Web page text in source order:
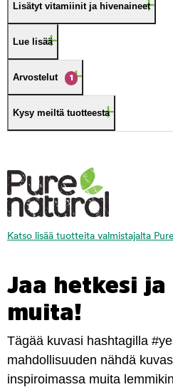
Lisätyt vitamiinit ja hivenaineet
Lue lisää
Arvostelut 1
Kysy meiltä tuotteesta
Katso lisää tuotteita valmistajalta
Jaa hetkesi
muita!
Tägää kuvasi hashtagilla
mahdollisuuden nähdä
inspiroimassa muita